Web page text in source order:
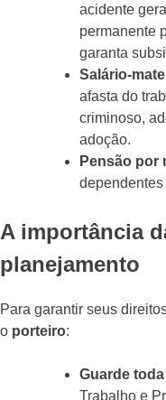
acidente
permanente
garanta
Salário-
afasta do
criminoso,
adoção.
Pensão por
A importância
planejamento
Para garantir seus
o porteiro:
Guarde
Trabalho e